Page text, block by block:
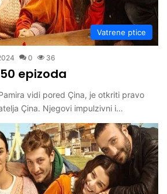
Vatrene ptice
0 36
epizoda
vidi pored Çina, je otkriti pravo
Çina. Njegovi impulzivni i…